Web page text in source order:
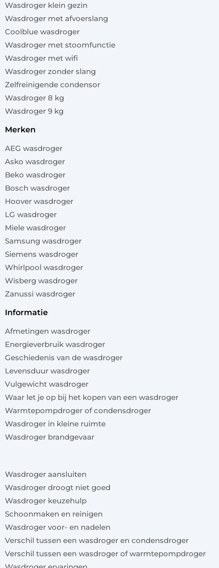
Wasdroger klein gezin
Wasdroger met afvoerslang
Coolblue wasdroger
Wasdroger met stoomfunctie
Wasdroger met wifi
Wasdroger zonder slang
Zelfreinigende condensor
Wasdroger 8 kg
Wasdroger 9 kg
merken
AEG wasdroger
Asko wasdroger
Beko wasdroger
Bosch wasdroger
Hoover wasdroger
LG wasdroger
Miele wasdroger
Samsung wasdroger
Siemens wasdroger
Whirlpool wasdroger
Wisberg wasdroger
Zanussi wasdroger
informatie
Afmetingen wasdroger
Energieverbruik wasdroger
Geschiedenis van de wasdroger
Levensduur wasdroger
Vulgewicht wasdroger
Waar let je op bij het kopen van een wasdroger
Warmtepompdroger of condensdroger
Wasdroger in kleine ruimte
Wasdroger brandgevaar
Wasdroger aansluiten
Wasdroger droogt niet goed
Wasdroger keuzehulp
Schoonmaken en reinigen
Wasdroger voor- en nadelen
Verschil tussen een wasdroger en condensdroger
Verschil tussen een wasdroger of warmtepompdroger